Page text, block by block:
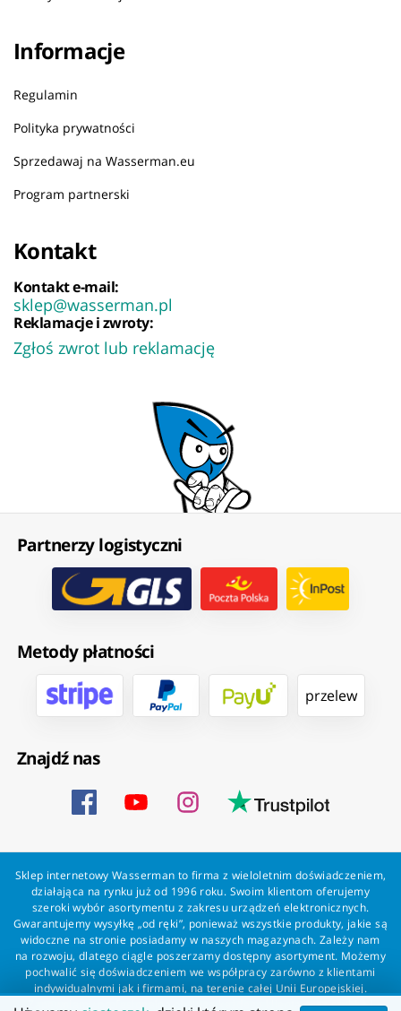
Informacje
Regulamin
Polityka prywatności
Sprzedawaj na Wasserman.eu
Program partnerski
Kontakt
Kontakt e-mail:
sklep@wasserman.pl
Reklamacje i zwroty:
Zgłoś zwrot lub reklamację
Partnerzy logistyczni
Metody płatności
przelew
Znajdź nas
Sklep internetowy Wasserman to firma z wieloletnim doświadczeniem,
działająca na rynku już od 1996 roku. Swoim klientom oferujemy
szeroki wybór asortymentu z zakresu urządzeń elektronicznych.
Gwarantujemy wysyłkę „od ręki”, ponieważ wszystkie produkty, jakie są
widoczne na stronie posiadamy w naszych magazynach. Zależy nam
na rozwoju, dlatego ciągle poszerzamy dostępny asortyment. Możemy
pochwalić się doświadczeniem we współpracy zarówno z klientami
indywidualnymi jak i firmami, na terenie całej Unii Europejskiej.
Zapewniamy profesjonalną obsługę każdego klienta oraz szybką i